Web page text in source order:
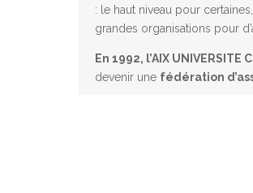
: le haut niveau pour
grandes organisations pour
En 1992, l’AIX UNIVERSITE
devenir une fédération